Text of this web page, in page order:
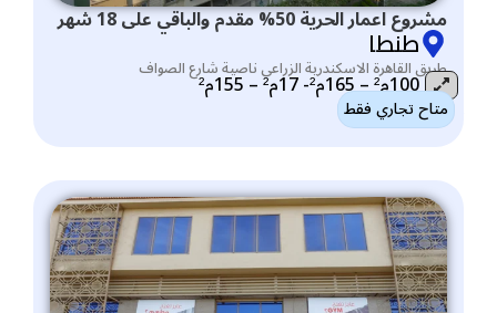
مشروع اعمار الحرية 50% مقدم والباقي على 18 شهر
طنطا
طريق القاهرة الاسكندرية الزراعى ناصية شارع الصواف
100م² – 165م²- 17م² – 155م²
متاح تجاري فقط